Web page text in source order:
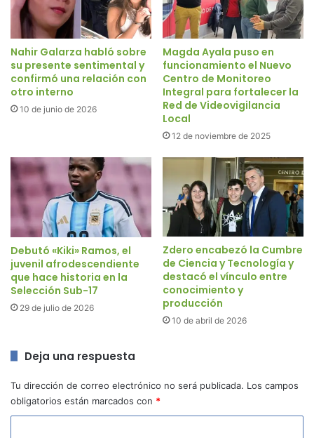
Nahir Galarza habló sobre
su presente sentimental y
confirmó una relación con
otro interno
10 de junio de 2026
Magda Ayala puso en
funcionamiento el Nuevo
Centro de Monitoreo
Integral para fortalecer la
Red de Videovigilancia
Local
12 de noviembre de 2025
Debutó «Kiki» Ramos, el
juvenil afrodescendiente
que hace historia en la
Selección Sub-17
29 de julio de 2026
Zdero encabezó la Cumbre
de Ciencia y Tecnología y
destacó el vínculo entre
conocimiento y
producción
10 de abril de 2026
Deja una respuesta
Tu dirección de correo electrónico no será publicada. Los campos
obligatorios están marcados con *